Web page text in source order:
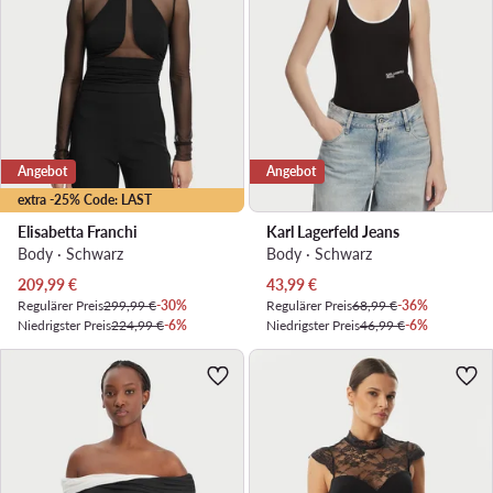
extra -25% Code: LAST
Angebot
Elisabetta Franchi
Body · Schwarz
Aktueller Preis
209,99€
Regulärer Preis299,99 €-30%
Niedrigster Preis224,99 €-6%
Angebot
Karl Lagerfeld Jeans
Body · Schwarz
Aktueller Preis
43,99€
Regulärer Preis68,99 €-36%
Niedrigster Preis46,99 €-6%